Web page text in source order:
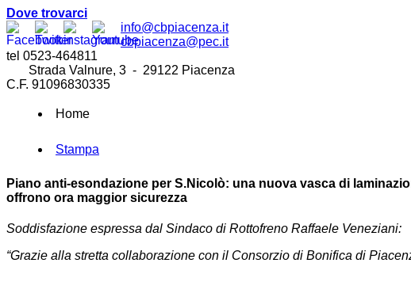
Dove trovarci
info@cbpiacenza.it
cbpiacenza@pec.it
tel 0523-464811
Strada Valnure, 3 - 29122 Piacenza
C.F. 91096830335
Home
Stampa
Piano anti-esondazione per S.Nicolò: una nuova vasca di
offrono ora maggior sicurezza
Soddisfazione espressa dal Sindaco di Rottofreno Raffaele Veneziani:
“Grazie alla stretta collaborazione con il Consorzio di Bonifica di